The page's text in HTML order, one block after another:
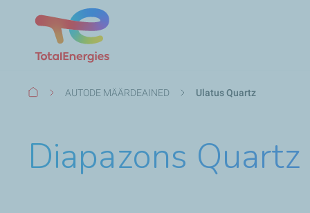
Kelias AUTODE MÄÄRDEAINED Ulatus Quartz
Diapazons Quartz